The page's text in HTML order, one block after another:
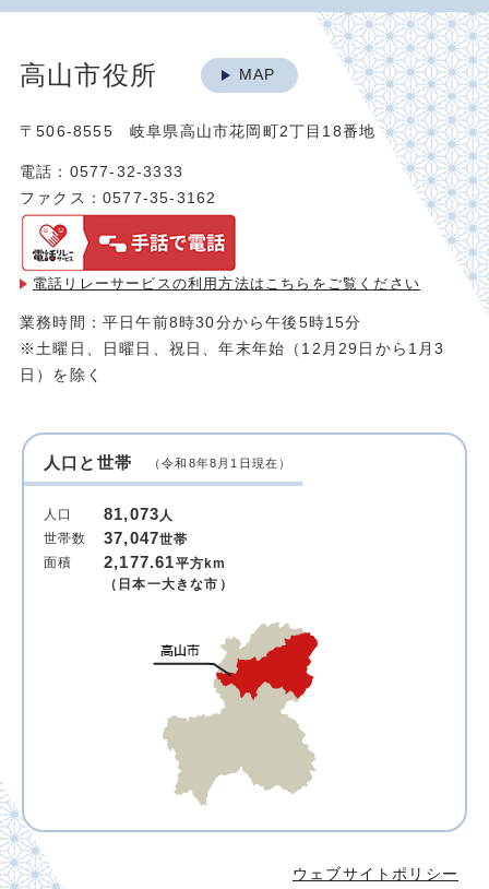
高山市役所 MAP
〒506-8555 岐阜県高山市花岡町2丁目18番地
電話：0577-32-3333
ファクス：0577-35-3162
電話リレーサービスの利用方法は こちらをご覧ください
業務時間：平日午前8時30分から午後5時15分
※土曜日、日曜日、祝日、年末年始（12月29日から1月3
日）を除く
人口と世帯 （令和8年8月1日現在）
人口 81,073人
世帯数
37,047世帯
面積
2,177.61平方km
（日本一大きな市）
ウェブサイトポリシー